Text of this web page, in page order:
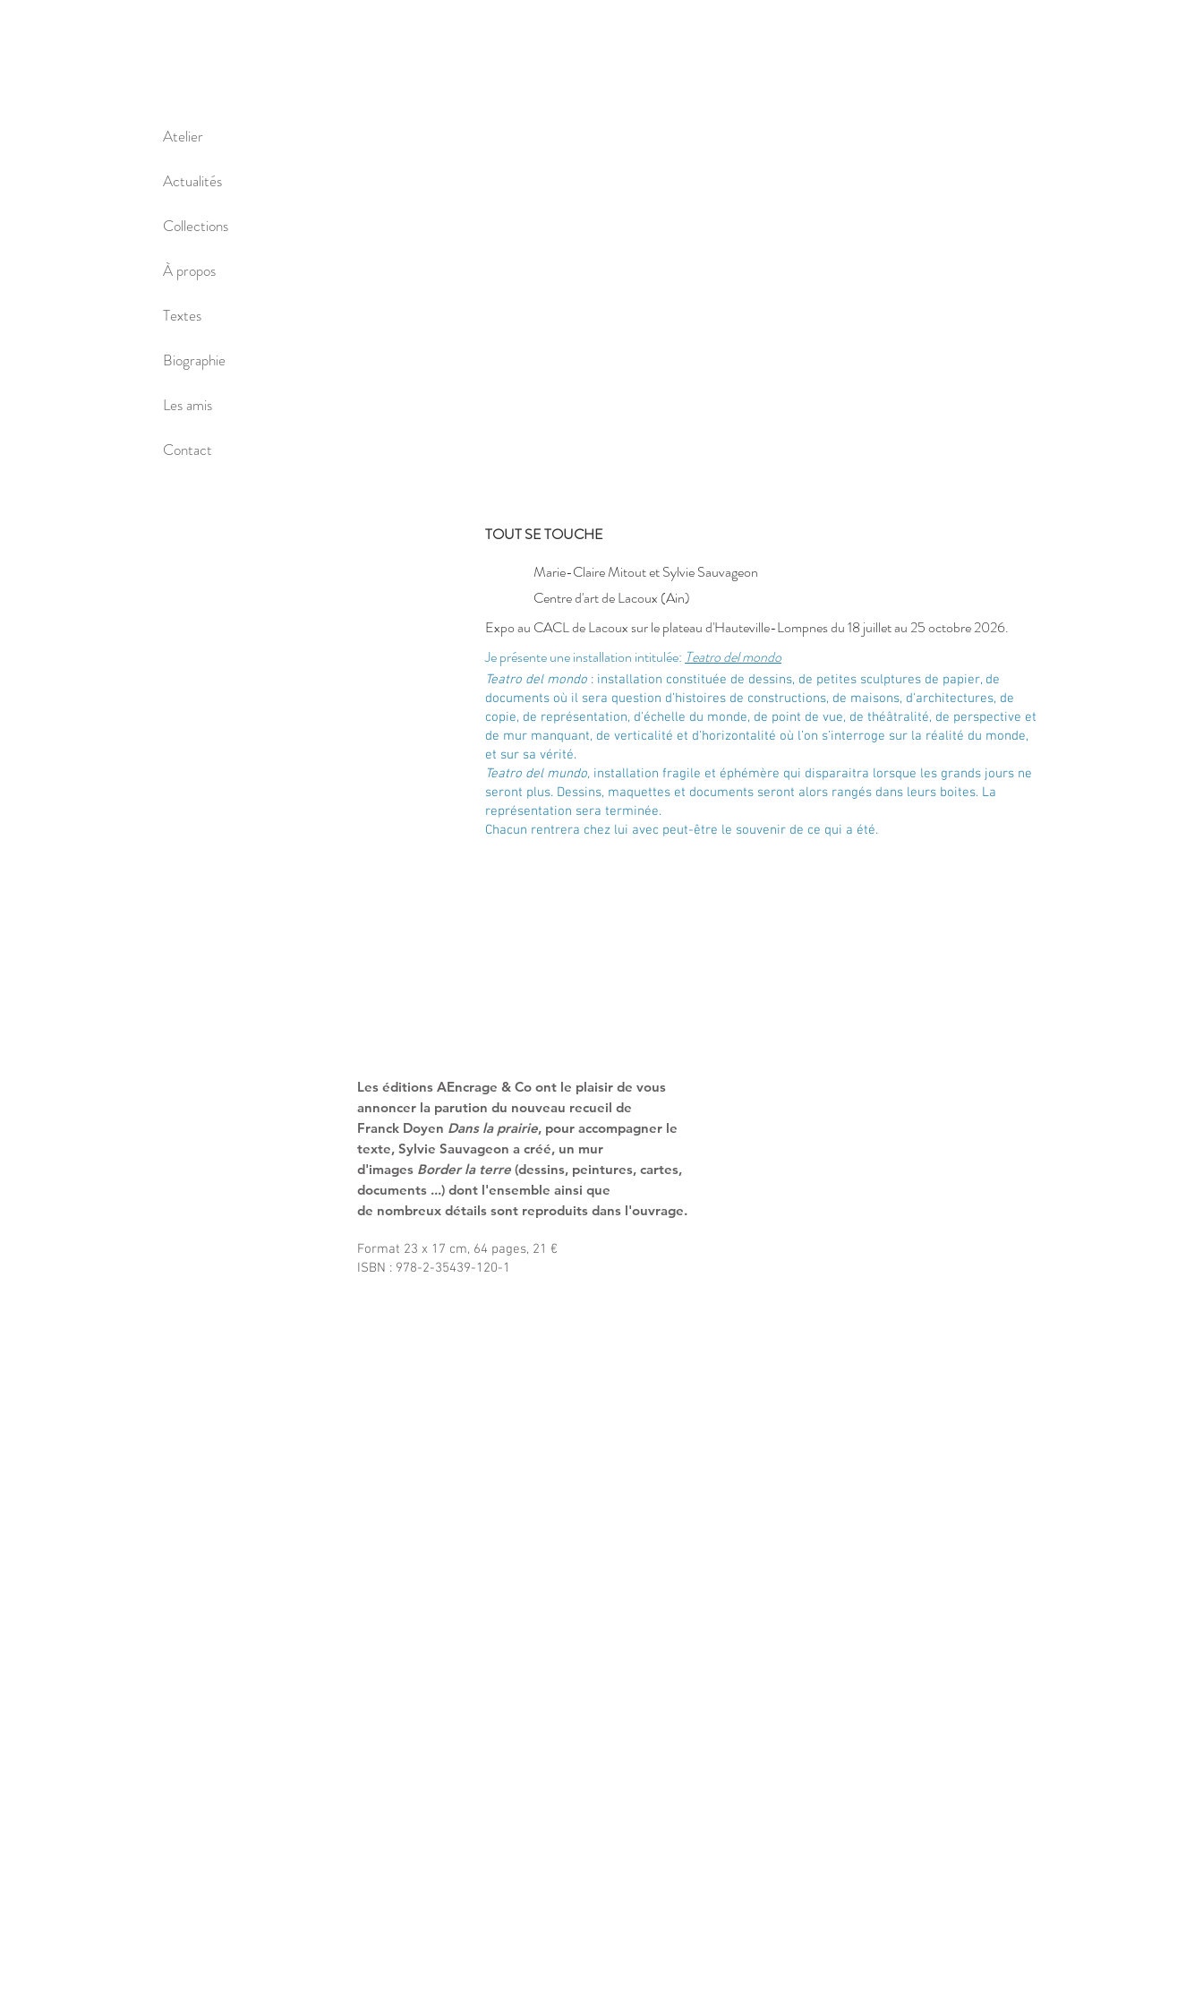
TOUT SE TOUCHE
Marie-Claire Mitout et Sylvie Sauvageon
Centred'art de Lacoux (Ain)
​Expoau CACL de Lacoux sur le plateau d'Hauteville-Lompnesdu 18 juillet au 25 octobre 2026.
Je présente une installation intitulée: Teatro del mondo
Teatro del mondo : installation constituée de dessins, de petites sculptures de papier, de
documents où il sera question d’histoires de constructions, de maisons, d'architectures, de
copie, de représentation, d'échelle du monde, de point de vue, de théâtralité, de perspective et
de mur manquant, de verticalité et d'horizontalité où l’on s’interroge sur la réalité du monde,
et sur sa vérité.
Teatro del mundo, installation fragile et éphémère qui disparaitra lorsque les grands jours ne
seront plus. Dessins, maquettes et documents seront alors rangés dans leurs boites. La
représentation sera terminée.
Chacun rentrera chez lui avec peut-être le souvenir de ce qui a été.
Les éditions AEncrage & Co ont le plaisir de vous
annoncer la parution du nouveau recueil de
Franck Doyen Dans la prairie, pour accompagner le
texte, Sylvie Sauvageon a créé, un mur
d'images Border la terre (dessins, peintures, cartes,
documents ...) dont l'ensemble ainsi que
de nombreux détails sont reproduits dans l'ouvrage.
Format 23 x 17 cm, 64 pages, 21 €
ISBN : 978-2-35439-120-1
Atelier
Actualités
Collections
À propos
Textes
Biographie
Les amis
Contact